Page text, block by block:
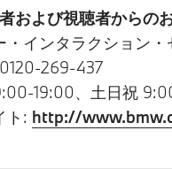
および視聴者からの
・インタラクション・
269-437
19:00、土日祝
ト: http://